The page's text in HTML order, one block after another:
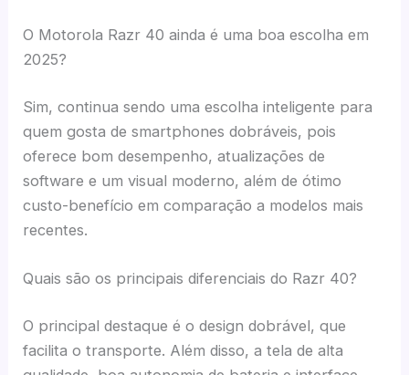
O Motorola Razr 40 ainda é uma boa escolha em
2025?
Sim, continua sendo uma escolha inteligente para
quem gosta de smartphones dobráveis, pois
oferece bom desempenho, atualizações de
software e um visual moderno, além de ótimo
custo-benefício em comparação a modelos mais
recentes.
Quais são os principais diferenciais do Razr 40?
O principal destaque é o design dobrável, que
facilita o transporte. Além disso, a tela de alta